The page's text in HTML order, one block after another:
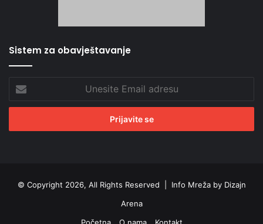
Sistem za obavještavanje
Email
adresu
© Copyright 2026, All Rights Reserved | Info Mreža by Dizajn
Arena